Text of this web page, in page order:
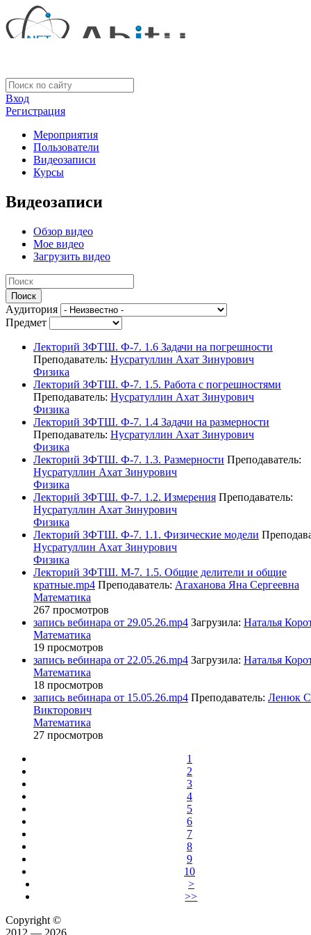
Вход
Регистрация
Мероприятия
Пользователи
Видеозаписи
Курсы
Видеозаписи
Обзор видео
Мое видео
Загрузить видео
Aудитория
Предмет
Лекторий ЗФТШ. Ф-7. 1.6 Задачи на погрешности
Преподаватель: Нусратуллин Ахат Зинурович
Физика
Лекторий ЗФТШ. Ф-7. 1.5. Работа с погрешностями
Преподаватель: Нусратуллин Ахат Зинурович
Физика
Лекторий ЗФТШ. Ф-7. 1.4 Задачи на размерности
Преподаватель: Нусратуллин Ахат Зинурович
Физика
Лекторий ЗФТШ. Ф-7. 1.3. Размерности Преподаватель:
Нусратуллин Ахат Зинурович
Физика
Лекторий ЗФТШ. Ф-7. 1.2. Измерения Преподаватель:
Нусратуллин Ахат Зинурович
Физика
Лекторий ЗФТШ. Ф-7. 1.1. Физические модели
Нусратуллин Ахат Зинурович
Физика
Лекторий ЗФТШ. М-7. 1.5. Общие делители и общие
кратные.mp4 Преподаватель: Агаханова Яна Сергеевна
Математика
267 просмотров
запись вебинара от 29.05.26.mp4 Загрузила: Наталья
Математика
19 просмотров
запись вебинара от 22.05.26.mp4 Загрузила: Наталья
Математика
18 просмотров
запись вебинара от 15.05.26.mp4 Преподаватель: Ленюк
Викторович
Математика
27 просмотров
1
2
3
4
5
6
7
8
9
10
>
>>
Copyright ©
2012 — 2026